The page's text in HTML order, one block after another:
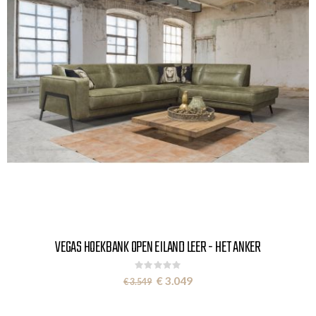
VEGAS HOEKBANK OPEN EILAND LEER - HET ANKER
Rating:
0%
€ 3.549 Special
Price
€ 3.049